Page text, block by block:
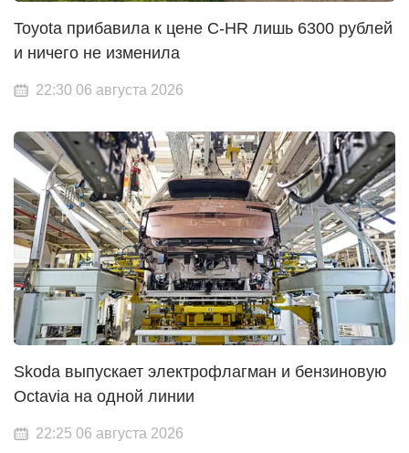
Toyota прибавила к цене C-HR лишь 6300 рублей
и ничего не изменила
22:30 06 августа 2026
Skoda выпускает электрофлагман и бензиновую
Octavia на одной линии
22:25 06 августа 2026